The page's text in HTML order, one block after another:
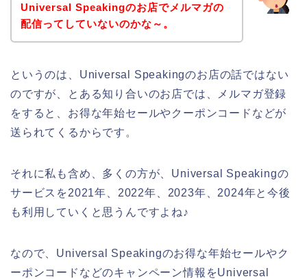
Universal Speakingのお店でメルマガの
配信ってしていないのかな～。
というのは、Universal Speakingのお店の話ではない
のですが、とある知り合いのお店では、メルマガ登録
をすると、お得な年始セールやクーポンコードなどが
送られてくるからです。
それに私も含め、多くの方が、Universal Speakingの
サービスを2021年、2022年、2023年、2024年と今後
も利用していくと思うんですよね♪
なので、Universal Speakingのお得な年始セールやク
ーポンコードなどのキャンペーン情報をUniversal